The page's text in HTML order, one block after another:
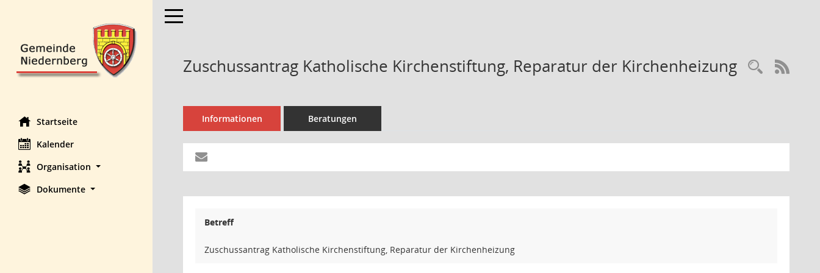
Startseite
Kalender
Organisation
Dokumente
Toggle navigation
Zuschussantrag Katholische Kirchenstiftung, Reparatur der Kirchenheizung
Informationen Beratungen
Betreff
Zuschussantrag Katholische Kirchenstiftung, Reparatur der Kirchenheizung